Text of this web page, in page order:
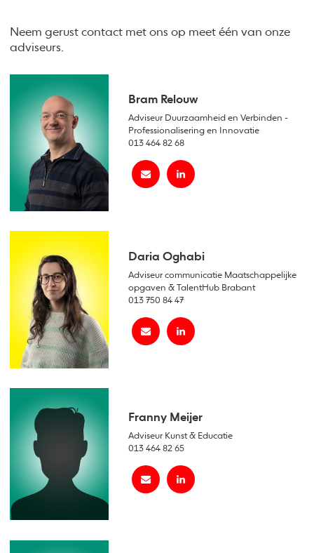
Neem gerust contact met ons op meet één van onze
adviseurs.
Bram Relouw
Adviseur Duurzaamheid en Verbinden -
Professionalisering en Innovatie
013 464 82 68
Daria Oghabi
Adviseur communicatie Maatschappelijke
opgaven & TalentHub Brabant
013 750 84 47
Franny Meijer
Adviseur Kunst & Educatie
013 464 82 65